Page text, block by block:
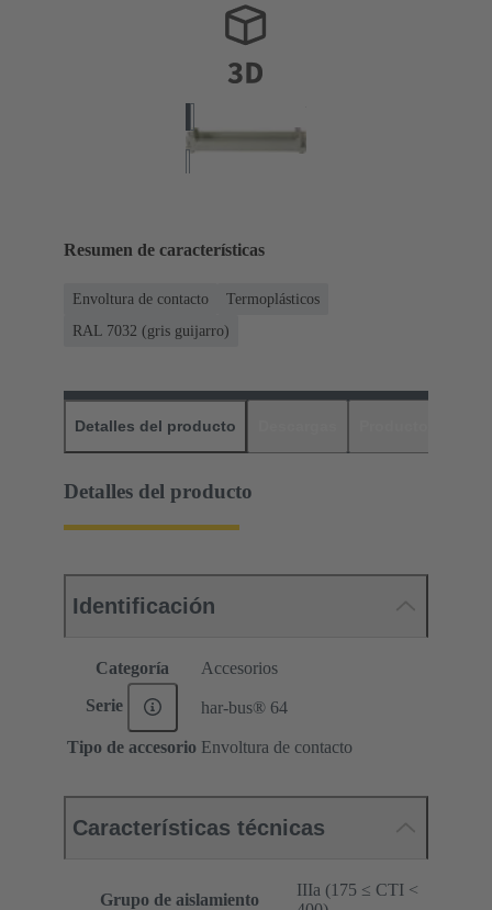
Resumen de características
Envoltura de contacto
Termoplásticos
RAL 7032 (gris guijarro)
Detalles del producto
Detalles del producto
Identificación
Categoría Accesorios
Serie har-bus® 64
Tipo de accesorio Envoltura de contacto
Características técnicas
Grupo de aislamiento
IIIa (175 ≤ CTI <